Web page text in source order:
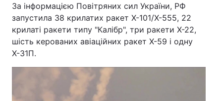
За інформацією Повітряних сил України, РФ
запустила 38 крилатих ракет Х-101/Х-555, 22
крилаті ракети типу "Калібр", три ракети Х-22,
шість керованих авіаційних ракет Х-59 і одну
Х-31П.